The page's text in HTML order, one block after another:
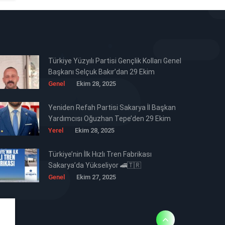
Türkiye Yüzyılı Partisi Gençlik Kolları Genel
Başkanı Selçuk Bakır’dan 29 Ekim
Cumhuriyet Bayramı Mesajı 🇹🇷
Genel Ekim 28, 2025
Yeniden Refah Partisi Sakarya İl Başkan
Yardımcısı Oğuzhan Tepe’den 29 Ekim
Cumhuriyet Bayramı Mesajı 🇹🇷
Yerel Ekim 28, 2025
Türkiye’nin İlk Hızlı Tren Fabrikası
Sakarya’da Yükseliyor 🚄🇹🇷
Genel Ekim 27, 2025